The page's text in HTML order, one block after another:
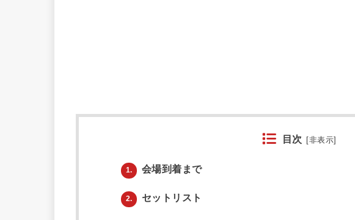
目次 [非表示]
1. 会場到着まで
2. セットリスト